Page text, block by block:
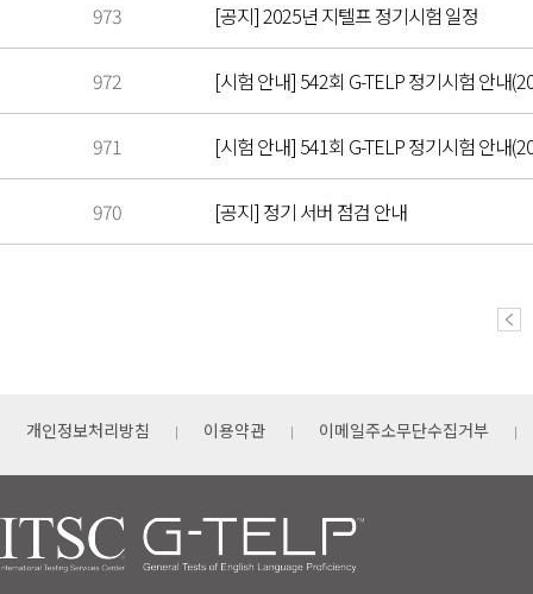
973 [공지] 2025년 지텔프 정기시험 일정
972 [시험 안내] 542회 G-TELP 정기시험 안내
971 [시험 안내] 541회 G-TELP 정기시험 안내
970 [공지] 정기 서버 점검 안내
개인정보처리방침 이용약관 이메일주소무단수집거부